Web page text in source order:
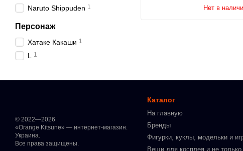
Нет в
Naruto Shippuden 1
Персонаж
Хатаке Какаши 1
L 1
© 2022—2026
«Orange Kitsune» — интернет-магазин.
Украина.
Все права защищены.
Каталог
На главную
Бренды
Фигурки, куклы, модельки и
Вещи для косплея и не только